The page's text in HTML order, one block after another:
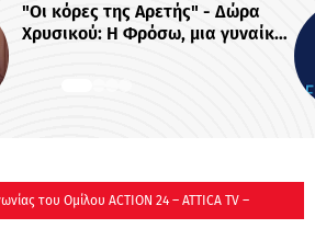
media
Το Μουντιάλ έβαλε γκολ στις
θεάσεις του ERTFLIX και τον
Ιούλιο με 22.551.894 views, για
του Ομίλου ACTION 24 – ATTICA TV –